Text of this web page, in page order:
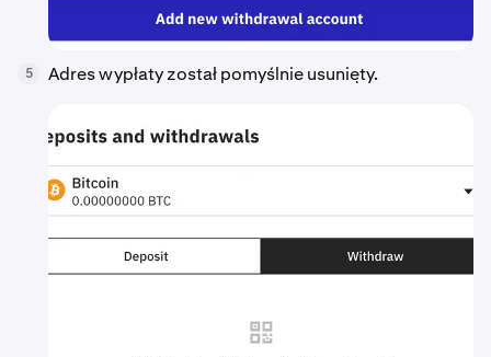
5 Adres wypłaty został pomyślnie usunięty.